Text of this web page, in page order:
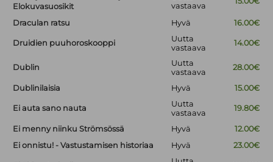
Elokuvasuosikit
vastaava
Draculan ratsu Hyvä 16.00€
Druidien puuhoroskooppi
Uutta
vastaava
14.00€
Dublin
Uutta
vastaava
28.00€
Dublinilaisia Hyvä 15.00€
Ei auta sano nauta
Uutta
vastaava
19.80€
Ei menny niinku Strömsössä Hyvä
12.00€
Ei onnistu! - Vastustamisen historiaa
Hyvä 23.00€